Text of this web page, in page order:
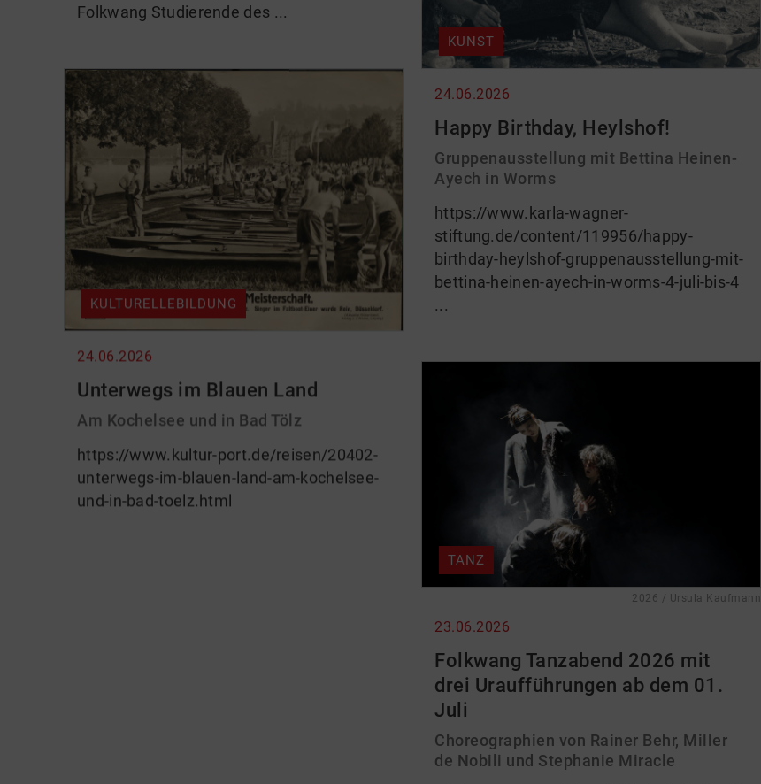
Folkwang Studierende des ...
24.06.2026
Happy Birthday, Heylshof!
Gruppenausstellung mit Bettina Heinen-
Ayech in Worms
https://www.karla-wagner-
stiftung.de/content/119956/happy-
birthday-heylshof-gruppenausstellung-mit-
bettina-heinen-ayech-in-worms-4-juli-bis-4
...
KUNST
24.06.2026
Unterwegs im Blauen Land
Am Kochelsee und in Bad Tölz
https://www.kultur-port.de/reisen/20402-
unterwegs-im-blauen-land-am-kochelsee-
und-in-bad-toelz.html
KULTURELLEBILDUNG
23.06.2026
Folkwang Tanzabend 2026 mit
drei Uraufführungen ab dem 01.
Juli
Choreographien von Rainer Behr, Miller
de Nobili und Stephanie Miracle
TANZ
2026 / Ursula Kaufmann